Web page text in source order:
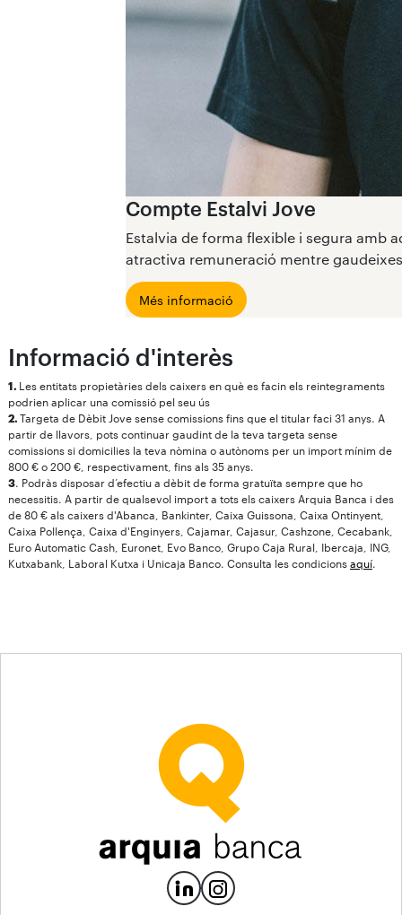
Compte Estalvi Jove
Estalvia de forma flexible i segura amb
atractiva remuneració mentre
Més informació
Informació d'interès
1. Les entitats propietàries dels caixers en què es facin els reintegraments
podrien aplicar una comissió pel seu ús
2. Targeta de Dèbit Jove sense comissions fins que el titular faci 31 anys. A
partir de llavors, pots continuar gaudint de la teva targeta sense
comissions si domicilies la teva nòmina o autònoms per un import mínim de
800 € o 200 €, respectivament, fins als 35 anys.
3. Podràs disposar d’efectiu a dèbit de forma gratuïta sempre que ho
necessitis. A partir de qualsevol import a tots els caixers Arquia Banca i des
de 80 € als caixers d'Abanca, Bankinter, Caixa Guissona, Caixa Ontinyent,
Caixa Pollença, Caixa d'Enginyers, Cajamar, Cajasur, Cashzone, Cecabank,
Euro Automatic Cash, Euronet, Evo Banco, Grupo Caja Rural, Ibercaja, ING,
Kutxabank, Laboral Kutxa i Unicaja Banco. Consulta les condicions aquí.